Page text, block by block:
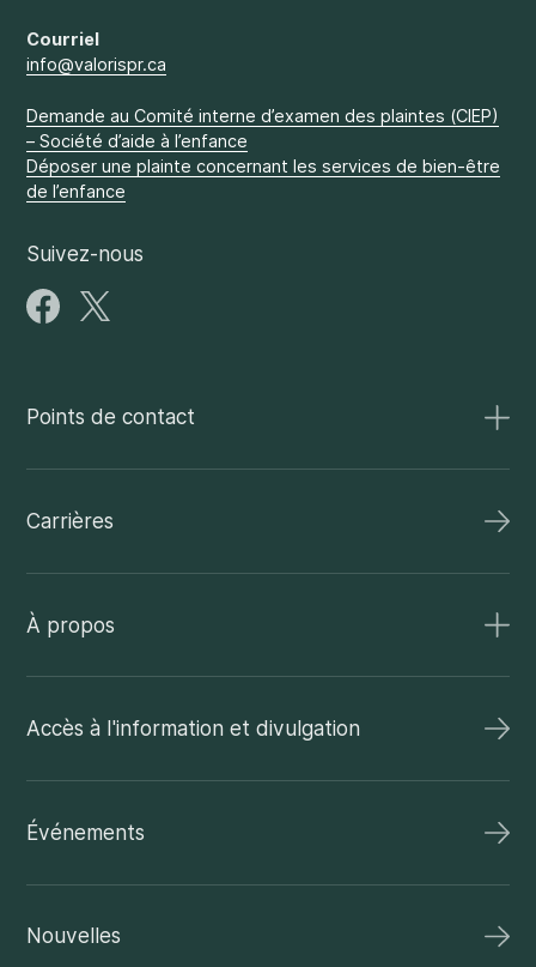
Courriel
info@valorispr.ca
Demande au Comité interne d’examen des plaintes (CIEP)
– Société d’aide à l’enfance
Déposer une plainte concernant les services de bien-être
de l’enfance
Suivez-nous
Points de contact
Carrières
À propos
Accès à l'information et divulgation
Événements
Nouvelles